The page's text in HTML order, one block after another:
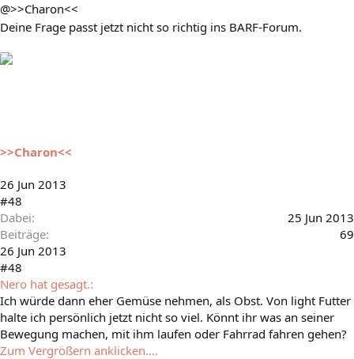
@>>Charon<<
Deine Frage passt jetzt nicht so richtig ins BARF-Forum.
>>Charon<<
26 Jun 2013
#48
Dabei
25 Jun 2013
Beiträge
69
26 Jun 2013
#48
Nero hat gesagt.:
Ich würde dann eher Gemüse nehmen, als Obst. Von light Futter
halte ich persönlich jetzt nicht so viel. Könnt ihr was an seiner
Bewegung machen, mit ihm laufen oder Fahrrad fahren gehen?
Zum Vergrößern anklicken....